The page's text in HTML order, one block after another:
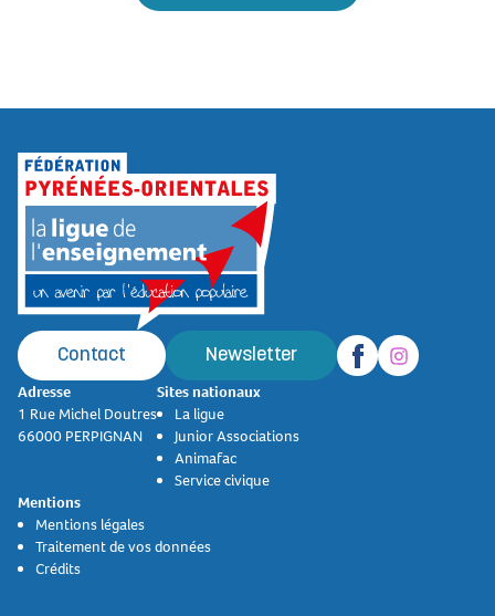
Contact Newsletter
Adresse
1 Rue Michel Doutres
66000 PERPIGNAN
Sites nationaux
La ligue
Junior Associations
Animafac
Service civique
Mentions
Mentions légales
Traitement de vos données
Crédits